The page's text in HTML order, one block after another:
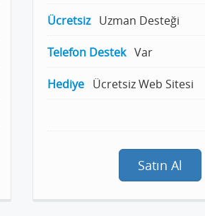
Ücretsiz Uzman Desteği
Telefon Destek Var
Hediye Ücretsiz Web Sitesi
Satın Al